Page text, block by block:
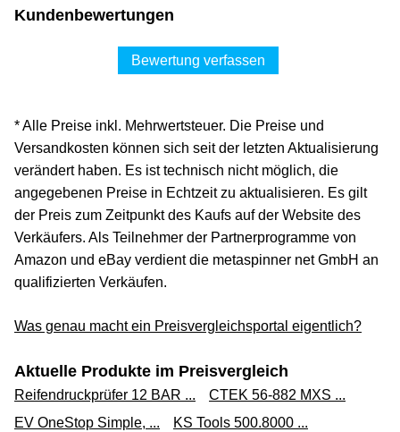
Kundenbewertungen
Bewertung verfassen
* Alle Preise inkl. Mehrwertsteuer. Die Preise und
Versandkosten können sich seit der letzten Aktualisierung
verändert haben. Es ist technisch nicht möglich, die
angegebenen Preise in Echtzeit zu aktualisieren. Es gilt
der Preis zum Zeitpunkt des Kaufs auf der Website des
Verkäufers. Als Teilnehmer der Partnerprogramme von
Amazon und eBay verdient die metaspinner net GmbH an
qualifizierten Verkäufen.
Was genau macht ein Preisvergleichsportal eigentlich?
Aktuelle Produkte im Preisvergleich
Reifendruckprüfer 12 BAR ...
CTEK 56-882 MXS ...
EV OneStop Simple, ...
KS Tools 500.8000 ...